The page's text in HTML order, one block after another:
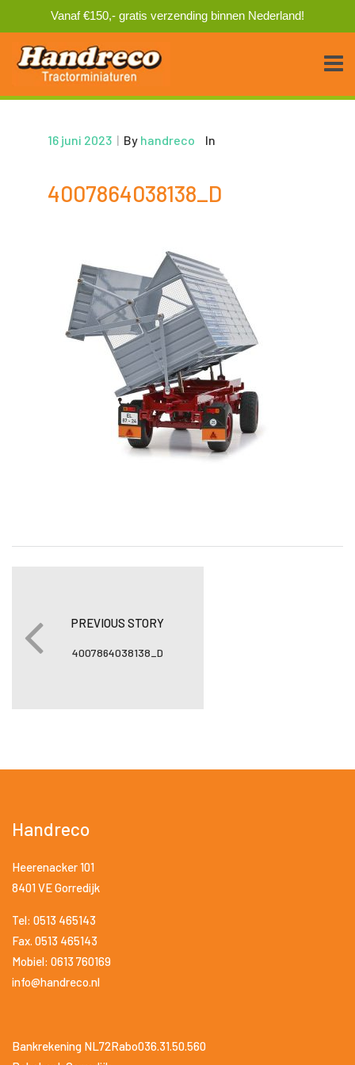
Vanaf €150,- gratis verzending binnen Nederland!
16 juni 2023 | By handreco In
4007864038138_D
PREVIOUS STORY
4007864038138_D
Handreco
Heerenacker 101
8401 VE Gorredijk
Tel: 0513 465143
Fax. 0513 465143
Mobiel: 0613 760169
info@handreco.nl
Bankrekening NL72Rabo036.31.50.560